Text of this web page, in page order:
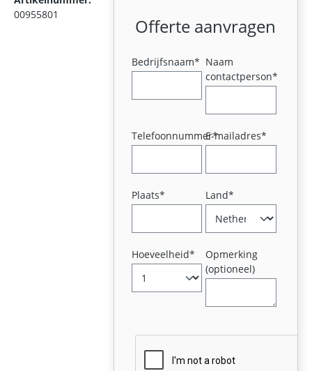
00955801
Offerte aanvragen
Bedrijfsnaam* Naam
contactperson*
Telefoonnummer*E-mailadres*
Plaats* Land*
Hoeveelheid*
Opmerking
(optioneel)